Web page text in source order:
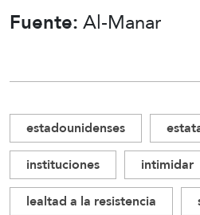
Fuente:Al-Manar
estadounidenses
instituciones
intimidar
lealtad a la resistencia